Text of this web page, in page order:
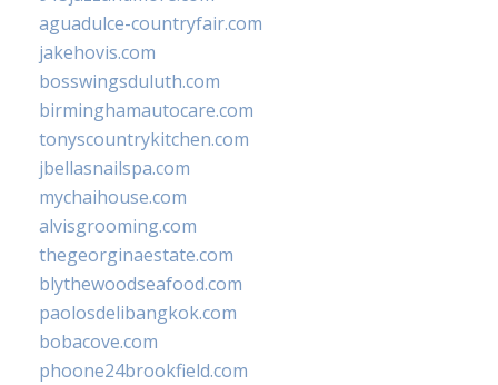
aguadulce-countryfair.com
jakehovis.com
bosswingsduluth.com
birminghamautocare.com
tonyscountrykitchen.com
jbellasnailspa.com
mychaihouse.com
alvisgrooming.com
thegeorginaestate.com
blythewoodseafood.com
paolosdelibangkok.com
bobacove.com
phoone24brookfield.com